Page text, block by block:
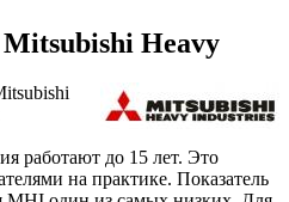
Heavy
работают до 15 лет. Это
на практике. Показатель